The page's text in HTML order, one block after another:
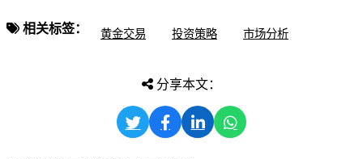
相关标签： 黄金交易 投资策略 市场分析
分享本文：